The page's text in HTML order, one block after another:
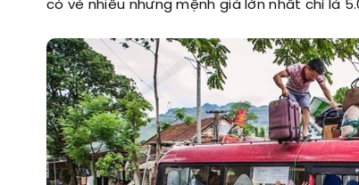
có vẻ nhiều nhưng mệnh giá lớn nhất chỉ là